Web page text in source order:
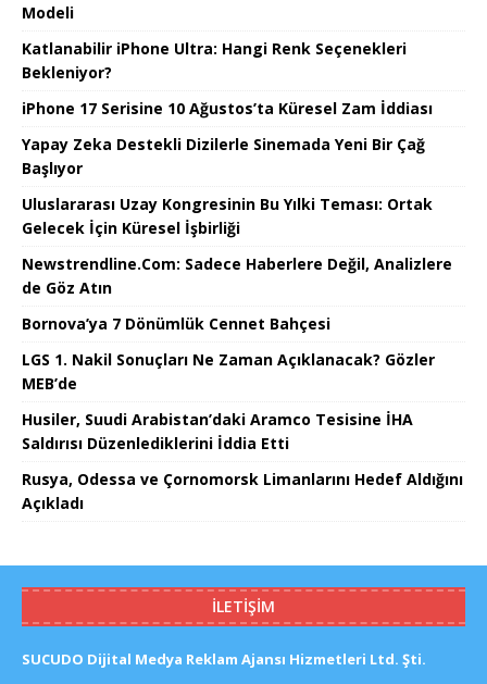
Modeli
Katlanabilir iPhone Ultra: Hangi Renk Seçenekleri
Bekleniyor?
iPhone 17 Serisine 10 Ağustos’ta Küresel Zam İddiası
Yapay Zeka Destekli Dizilerle Sinemada Yeni Bir Çağ
Başlıyor
Uluslararası Uzay Kongresinin Bu Yılki Teması: Ortak
Gelecek İçin Küresel İşbirliği
Newstrendline.Com: Sadece Haberlere Değil, Analizlere
de Göz Atın
Bornova’ya 7 Dönümlük Cennet Bahçesi
LGS 1. Nakil Sonuçları Ne Zaman Açıklanacak? Gözler
MEB’de
Husiler, Suudi Arabistan’daki Aramco Tesisine İHA
Saldırısı Düzenlediklerini İddia Etti
Rusya, Odessa ve Çornomorsk Limanlarını Hedef Aldığını
Açıkladı
İLETIŞIM
SUCUDO Dijital Medya Reklam Ajansı Hizmetleri Ltd. Şti.